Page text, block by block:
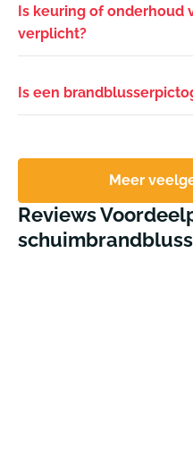
Is keuring of onderhoud
verplicht?
Is een
Meer
Reviews